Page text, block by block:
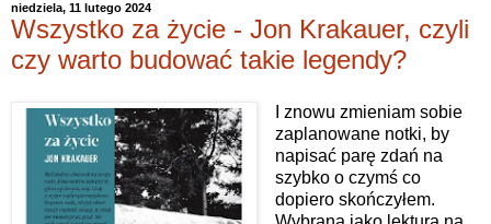
niedziela, 11 lutego 2024
Wszystko za życie - Jon Krakauer, czyli
czy warto budować takie legendy?
I znowu zmieniam sobie
zaplanowane notki, by
napisać parę zdań na
szybko o czymś co
dopiero skończyłem.